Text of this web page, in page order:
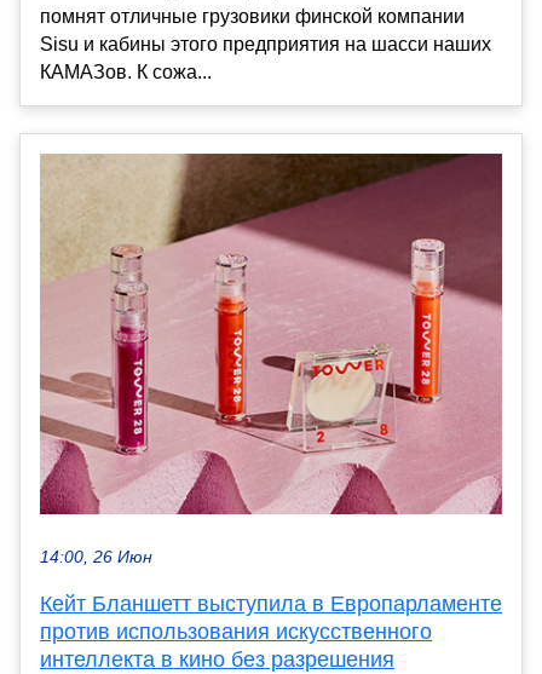
помнят отличные грузовики финской компании
Sisu и кабины этого предприятия на шасси наших
КАМАЗов. К сожа...
14:00, 26 Июн
Кейт Бланшетт выступила в Европарламенте
против использования искусственного
интеллекта в кино без разрешения